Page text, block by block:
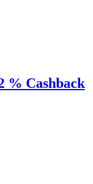
% Cashback